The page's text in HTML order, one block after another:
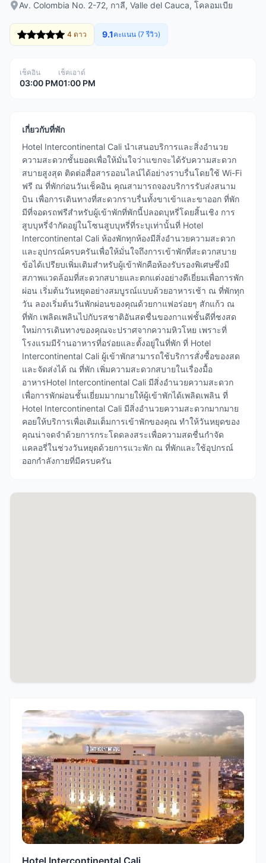
Av. Colombia No. 2-72, กาลี, Valle del Cauca, โคลอมเบีย
4 ดาว 9.1คะแนน (7 รีวิว)
เช็คอิน
03:00 PM
เช็คเอาต์
01:00 PM
เกี่ยวกับที่พัก
Hotel Intercontinental Cali นำเสนอบริการและสิ่งอำนวย
ความสะดวกชั้นยอดเพื่อให้มั่นใจว่าแขกจะได้รับความสะดวก
สบายสูงสุด ติดต่อสื่อสารออนไลน์ได้อย่างราบรื่นโดยใช้ Wi-Fi
ฟรี ณ ที่พักก่อนวันเช็คอิน คุณสามารถจองบริการรับส่งสนาม
บิน เพื่อการเดินทางที่สะดวกราบรื่นทั้งขาเข้าและขาออก ที่พัก
มีที่จอดรถฟรีสำหรับผู้เข้าพักที่พักนี้ปลอดบุหรี่โดยสิ้นเชิง การ
สูบบุหรี่จำกัดอยู่ในโซนสูบบุหรี่ที่ระบุเท่านั้นที่ Hotel
Intercontinental Cali ห้องพักทุกห้องมีสิ่งอำนวยความสะดวก
และอุปกรณ์ครบครันเพื่อให้มั่นใจถึงการเข้าพักที่สะดวกสบาย
ข้อได้เปรียบเพิ่มเติมสำหรับผู้เข้าพักคือห้องรับรองพิเศษซึ่งมี
สภาพแวดล้อมที่สะดวกสบายและตกแต่งอย่างดีเยี่ยมเพื่อการพัก
ผ่อน เริ่มต้นวันหยุดอย่างสมบูรณ์แบบด้วยอาหารเช้า ณ ที่พักทุก
วัน ลองเริ่มต้นวันพักผ่อนของคุณด้วยกาแฟอร่อยๆ สักแก้ว ณ
ที่พัก เพลิดเพลินไปกับรสชาติอันสดชื่นของกาแฟชั้นดีที่ชงสด
ใหม่การเดินทางของคุณจะปราศจากความหิวโหย เพราะที่
โรงแรมมีร้านอาหารที่อร่อยและตั้งอยู่ในที่พัก ที่ Hotel
Intercontinental Cali ผู้เข้าพักสามารถใช้บริการสั่งซื้อของสด
และจัดส่งได้ ณ ที่พัก เพิ่มความสะดวกสบายในเรื่องมื้อ
อาหารHotel Intercontinental Cali มีสิ่งอำนวยความสะดวก
เพื่อการพักผ่อนชั้นเยี่ยมมากมายให้ผู้เข้าพักได้เพลิดเพลิน ที่
Hotel Intercontinental Cali มีสิ่งอำนวยความสะดวกมากมาย
คอยให้บริการเพื่อเติมเต็มการเข้าพักของคุณ ทำให้วันหยุดของ
คุณน่าจดจำด้วยการกระโดดลงสระเพื่อความสดชื่นกำจัด
แคลอรี่ในช่วงวันหยุดด้วยการแวะพัก ณ ที่พักและใช้อุปกรณ์
ออกกำลังกายที่มีครบครัน